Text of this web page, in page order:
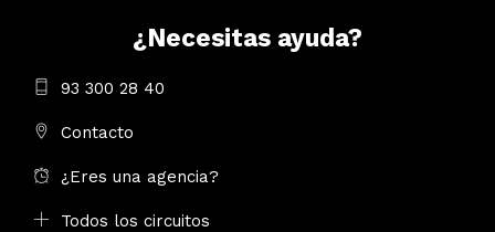
¿Necesitas ayuda?
93 300 28 40
Contacto
¿Eres una agencia?
Todos los circuitos